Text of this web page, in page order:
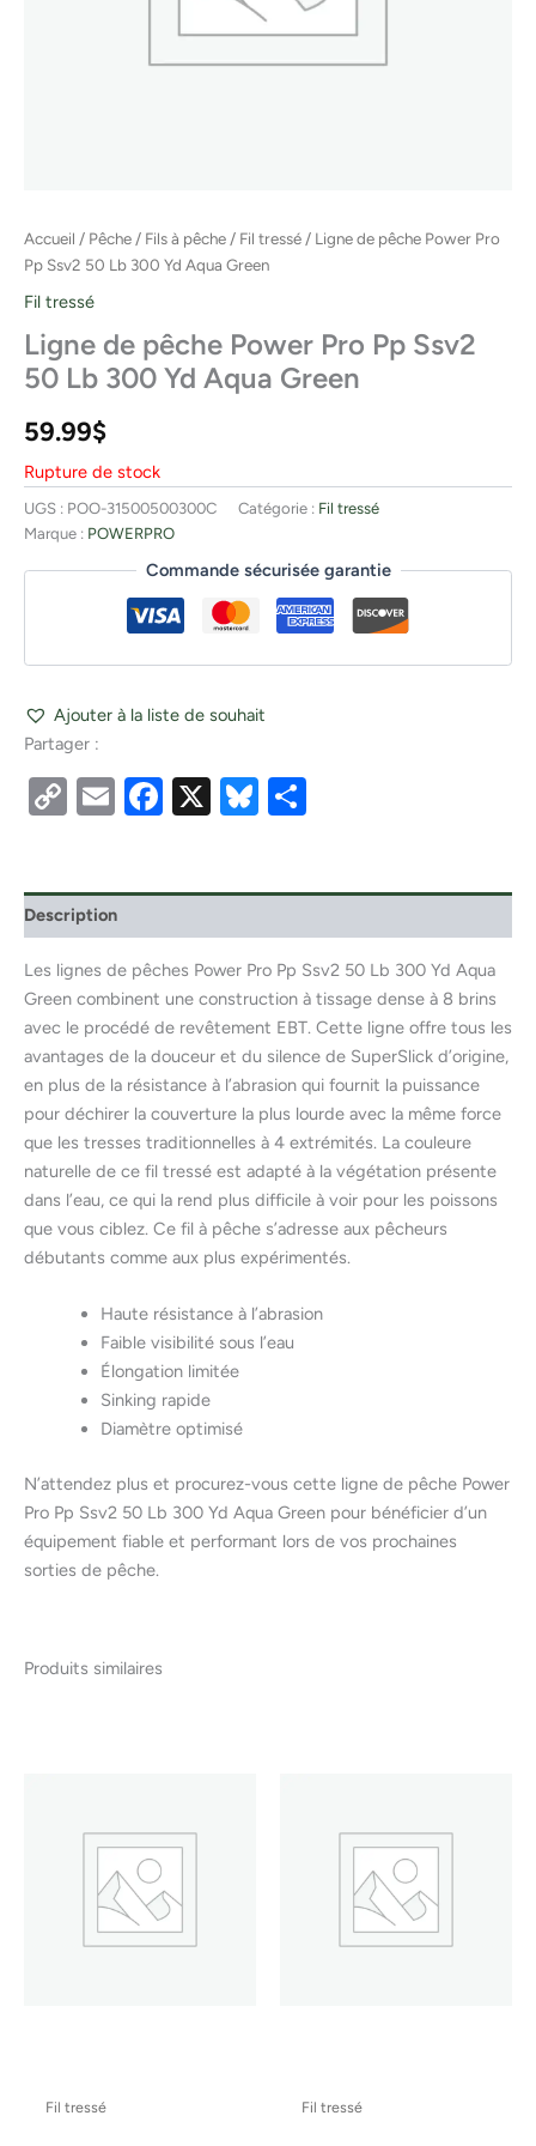
Accueil / Pêche / Fils à pêche / Fil tressé / Ligne de pêche Power Pro
Pp Ssv2 50 Lb 300 Yd Aqua Green
Fil tressé
Ligne de pêche Power Pro Pp Ssv2
50 Lb 300 Yd Aqua Green
59.99$
Rupture de stock
UGS : POO-31500500300C Catégorie : Fil tressé
Marque : POWERPRO
Commande sécurisée garantie
Ajouter à la liste de souhait
Partager :
CopyEmailFacebook
X Bluesky
Description
Les lignes de pêches Power Pro Pp Ssv2 50 Lb 300 Yd Aqua
Green combinent une construction à tissage dense à 8 brins
avec le procédé de revêtement EBT. Cette ligne offre tous les
avantages de la douceur et du silence de SuperSlick d’origine,
en plus de la résistance à l’abrasion qui fournit la puissance
pour déchirer la couverture la plus lourde avec la même force
que les tresses traditionnelles à 4 extrémités. La couleure
naturelle de ce fil tressé est adapté à la végétation présente
dans l’eau, ce qui la rend plus difficile à voir pour les poissons
que vous ciblez. Ce fil à pêche s’adresse aux pêcheurs
débutants comme aux plus expérimentés.
Haute résistance à l’abrasion
Faible visibilité sous l’eau
Élongation limitée
Sinking rapide
Diamètre optimisé
N’attendez plus et procurez-vous cette ligne de pêche Power
Pro Pp Ssv2 50 Lb 300 Yd Aqua Green pour bénéficier d’un
équipement fiable et performant lors de vos prochaines
sorties de pêche.
Produits similaires
Fil tressé Fil tressé